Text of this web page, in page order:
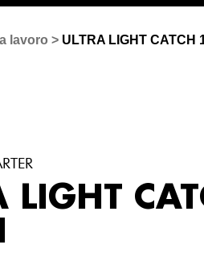
lavoro > ULTRA LIGHT CATCH
LIGHT